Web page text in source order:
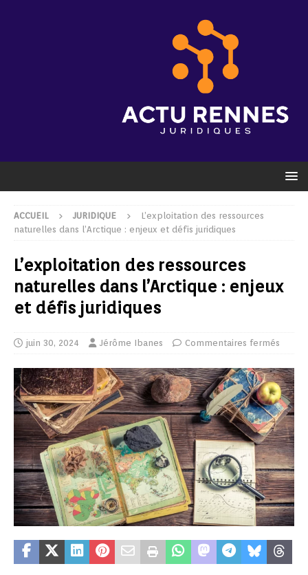
ACCUEIL JURIDIQUE
L’exploitation des ressources
naturelles dans l’Arctique : enjeux et défis juridiques
L’exploitation des ressources
naturelles dans l’Arctique : enjeux
et défis juridiques
juin 30, 2024 Jérôme Ibanes Commentaires fermés